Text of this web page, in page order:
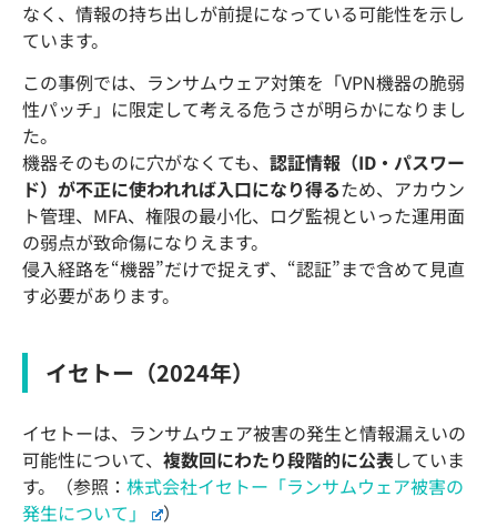
なく、情報の持ち出しが前提になっている可能性を示し
ています。
この事例では、ランサムウェア対策を「VPN機器の脆弱
性パッチ」に限定して考える危うさが明らかになりまし
た。
機器そのものに穴がなくても、 認証情報（ID・パスワー
ド）が不正に使われれば入口になり得るため、アカウン
ト管理、MFA、権限の最小化、ログ監視といった運用面
の弱点が致命傷になりえます。
侵入経路を“機器”だけで捉えず、“認証”まで含めて見直
す必要があります。
イセトー（2024年）
イセトーは、ランサムウェア被害の発生と情報漏えいの
可能性について、 複数回にわたり段階的に公表していま
す。（参照： 株式会社イセトー「ランサムウェア被害の
発生について」
）